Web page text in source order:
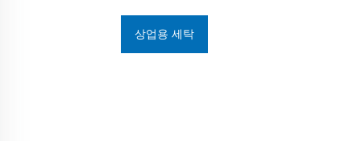
상업용 세탁